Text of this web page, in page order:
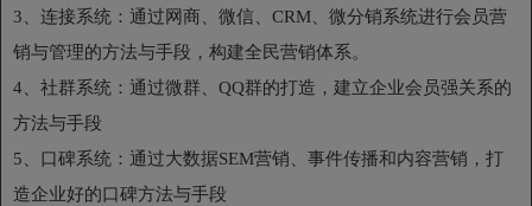
3、连接系统：通过网商、微信、CRM、微分销系统进行会员营
销与管理的方法与手段，构建全民营销体系。
4、社群系统：通过微群、QQ群的打造，建立企业会员强关系的
方法与手段
5、口碑系统：通过大数据SEM营销、事件传播和内容营销，打
造企业好的口碑方法与手段